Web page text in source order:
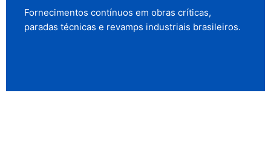
Fornecimentos contínuos em obras críticas,
paradas técnicas e revamps industriais brasileiros.